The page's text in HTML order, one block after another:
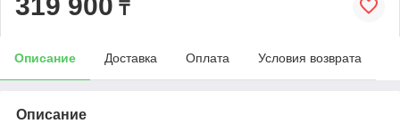
₸
Описание Доставка Оплата Условия возврата
Описание